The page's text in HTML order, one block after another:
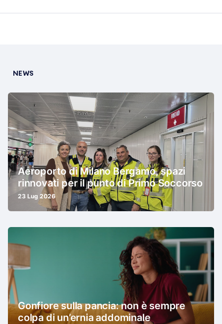
NEWS
Aeroporto di Milano Bergamo, spazi
rinnovati per il punto di Primo Soccorso
23 Lug 2026
Gonfiore sulla pancia: non è sempre
colpa di un’ernia addominale